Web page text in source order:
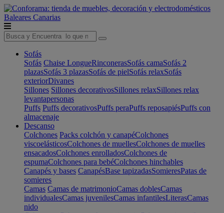
Baleares Canarias
Sofás
Sofás Chaise LongueRinconerasSofás camaSofás 2
plazasSofás 3 plazasSofás de pielSofás relaxSofás
exteriorDivanes
Sillones Sillones decorativosSillones relaxSillones relax
levantapersonas
Puffs Puffs decorativosPuffs peraPuffs reposapiésPuffs con
almacenaje
Descanso
Colchones Packs colchón y canapéColchones
viscoelásticosColchones de muellesColchones de muelles
ensacadosColchones enrolladosColchones de
espumaColchones para bebéColchones hinchables
Canapés y bases CanapésBase tapizadasSomieresPatas de
somieres
Camas Camas de matrimonioCamas doblesCamas
individualesCamas juvenilesCamas infantilesLiterasCamas
nido